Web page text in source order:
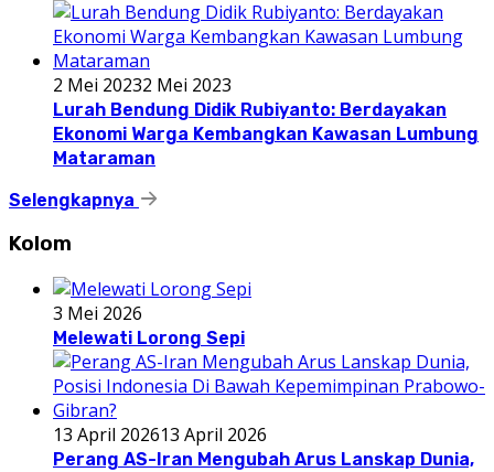
2 Mei 20232 Mei 2023
Lurah Bendung Didik Rubiyanto: Berdayakan
Ekonomi Warga Kembangkan Kawasan Lumbung
Mataraman
Selengkapnya
Kolom
3 Mei 2026
Melewati Lorong Sepi
13 April 202613 April 2026
Perang AS-Iran Mengubah Arus Lanskap Dunia,